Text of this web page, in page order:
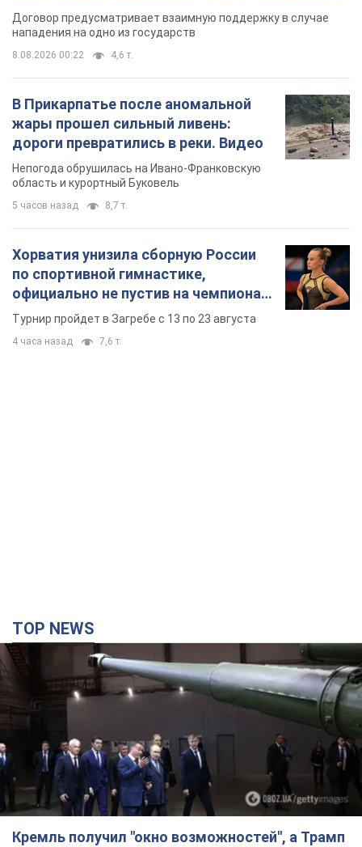
Договор предусматривает взаимную поддержку в случае
нападения на одно из государств
8.08.2026 00:22 4,6 т.
В Прикарпатье после аномальной
жары прошел сильный ливень:
дороги превратились в реки. Видео
Непогода обрушилась на Ивано-Франковскую
область и курортный Буковель
5 часов назад 8,7 т.
Хорватия унизила сборную России
по спортивной гимнастике,
официально не пустив на чемпионат
Европы основных спортсменов
Турнир пройдет в Загребе с 13 по 23 августа
4 часа назад 7,6 т.
TOP NEWS
Кремль получил "окно возможностей", а Трамп